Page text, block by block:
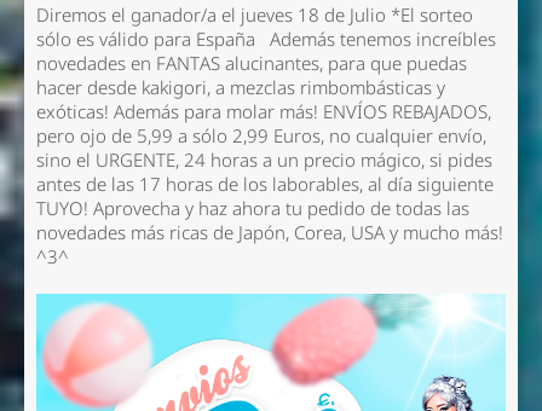
Diremos el ganador/a el jueves 18 de Julio *El sorteo
sólo es válido para España Además tenemos increíbles
novedades en FANTAS alucinantes, para que puedas
hacer desde kakigori, a mezclas rimbombásticas y
exóticas! Además para molar más! ENVÍOS REBAJADOS,
pero ojo de 5,99 a sólo 2,99 Euros, no cualquier envío,
sino el URGENTE, 24 horas a un precio mágico, si pides
antes de las 17 horas de los laborables, al día siguiente
TUYO! Aprovecha y haz ahora tu pedido detodas las
novedades más ricas de Japón, Corea, USA y mucho más!
^3^